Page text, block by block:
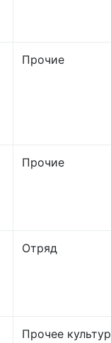
Прочие
Прочие
Отряд
Прочее